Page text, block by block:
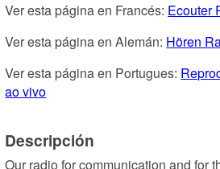
Ver esta página en Francés: Ecouter
Ver esta página en Alemán: Hören
Ver esta página en Portugues:
ao vivo
Descripción
Our radio for communication and for